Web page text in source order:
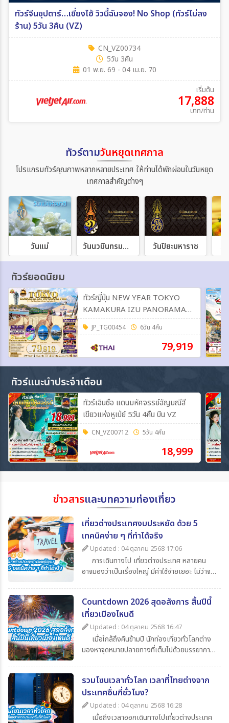
ทัวร์จีนซุปตาร์…เซี่ยงไฮ้ วิวนี้ฉันจอง! No Shop (ทัวร์ไม่ลง
ร้าน) 5วัน 3คืน (VZ)
CN_VZ00734
5วัน 3คืน
01 พ.ย. 69 - 04 เม.ย. 70
เริ่มต้น
17,888
บาท/ท่าน
ทัวร์ตามวันหยุดเทศกาล
โปรแกรมทัวร์คุณภาพหลากหลายประเทศ ให้ท่านได้พักผ่อนในวันหยุด
เทศกาลสำคัญต่างๆ
วันแม่ วันนวมินทรมหาราช วันปิยะมหาราช
ทัวร์ยอดนิยม
ทัวร์ญี่ปุ่น NEW YEAR TOKYO
KAMAKURA IZU PANORAMA
FUJI 6วัน 4คืน (TG)
JP_TG00454 6วัน 4คืน
79,919
ทัวร์แนะนำประจำเดือน
ทัวร์เอินซือ แดนมหัศจรรย์อัญมณีสี
เขียวแห่งหูเป่ย์ 5วัน 4คืน บิน VZ
CN_VZ00712 5วัน 4คืน
18,999
ข่าวสารและบทความท่องเที่ยว
เที่ยวต่างประเทศงบประหยัด ด้วย 5
เทคนิคง่าย ๆ ที่ทำได้จริง
Updated : 04 ตุลาคม 2568 17:06
การเดินทางไป เที่ยวต่างประเทศ หลายคน
อาจมองว่าเป็นเรื่องใหญ่ มีค่าใช้จ่ายเยอะ ไม่ว่าจะ
และค่าใช้จ่ายจิปาถะอื่น ๆ แต่หากเรารู้จักวางแผน
ดี ๆ ก็สามารถไป เที่ยวต่างประเทศในราคาสบาย
กระเป๋า วันนี้ 365Travel(ทัวร์ 365 วัน) ขอนำ
เสนอ 5 เทคนิคเที่ยวต่างประเทศแบบประหยัด ที่
จะช่วยให้นักท่องเที่ยวทุกคนสามารถไปเปิด
ประสบการณ์ใหม่ ๆ ได้อย่างคุ้มค่า
Countdown 2026 สุดอลังการ สิ้นปีนี้
เที่ยวเมืองไหนดี
Updated : 04 ตุลาคม 2568 16:47
เมื่อใกล้ถึงคืนข้ามปี นักท่องเที่ยวทั่วโลกต่าง
มองหาจุดหมายปลายทางที่เต็มไปด้วยบรรยากาศ
ตา หากคุณกำลังวางแผนไปเที่ยวสิ้นปีนี้
365Travel(ทัวร์365วัน) มี 4 ประเทศน่าไป เคา
นต์ดาวน์ 2026 ที่ไม่ควรพลาดมาแนะนำ
รวมโซนเวลาทั่วโลก เวลาที่ไทยต่างจาก
ประเทศอื่นกี่ชั่วโมง?
Updated : 04 ตุลาคม 2568 16:28
เมื่อถึงเวลาออกเดินทางไปเที่ยวต่างประเทศ